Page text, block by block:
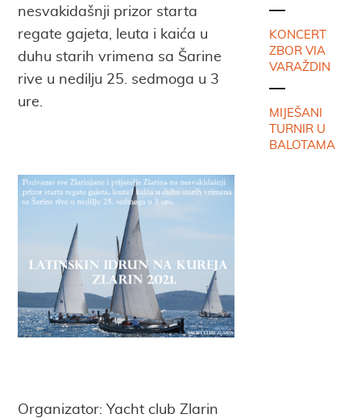
nesvakidašnji prizor starta
regate gajeta, leuta i kaića u
duhu starih vrimena sa Šarine
rive u nedilju 25. sedmoga u 3
ure.
Organizator: Yacht club Zlarin
KONCERT
ZBOR VIA
VARAŽDIN
MIJEŠANI
TURNIR U
BALOTAMA